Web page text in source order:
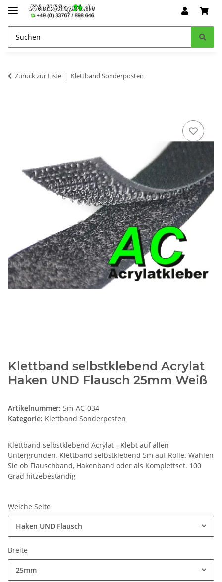
Zurück zur Liste Klettband Sonderposten
Klettband selbstklebend Acrylat
Haken UND Flausch 25mm Weiß
Artikelnummer: 5m-AC-034
Kategorie: Klettband Sonderposten
Klettband selbstklebend Acrylat - Klebt auf allen
Untergründen. Klettband selbstklebend 5m auf Rolle. Wählen
Sie ob Flauschband, Hakenband oder als Komplettset. 100
Grad hitzebeständig
Welche Seite
Haken UND Flausch
Breite
25mm